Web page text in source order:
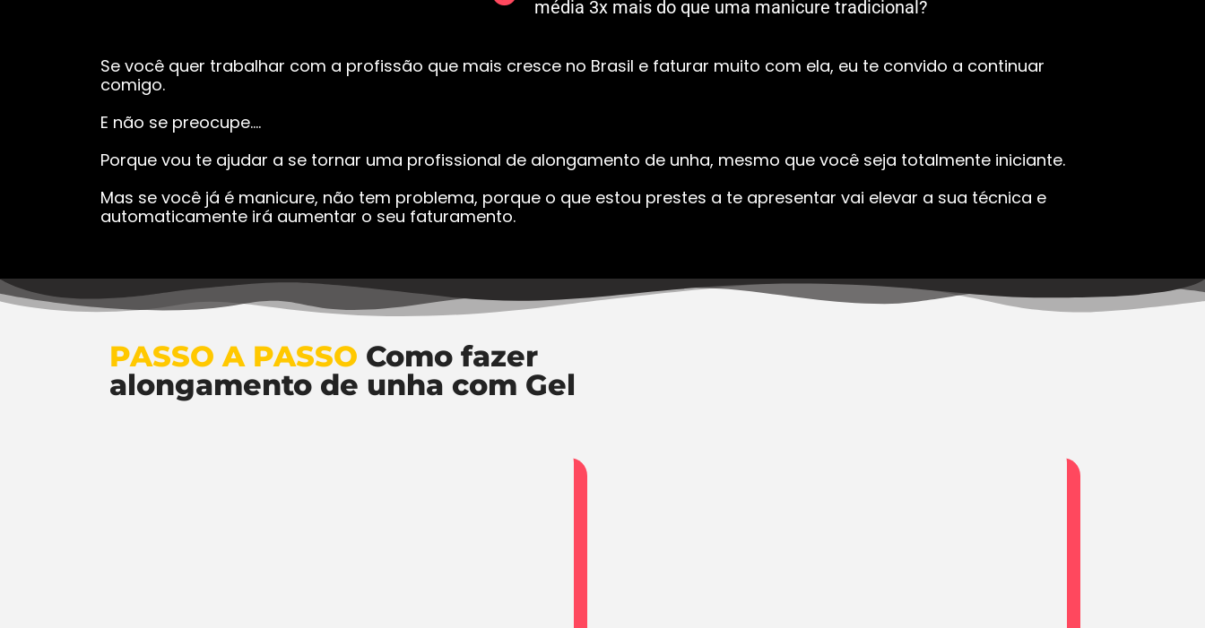
média 3x mais do que uma manicure tradicional?
Se você quer trabalhar com a profissão que mais cresce no Brasil e faturar muito com ela, eu te convido a continuar
comigo.
E não se preocupe….
Porque vou te ajudar a se tornar uma profissional de alongamento de unha, mesmo que você seja totalmente iniciante.
Mas se você já é manicure, não tem problema, porque o que estou prestes a te apresentar vai elevar a sua técnica e
automaticamente irá aumentar o seu faturamento.
PASSO A PASSO Como fazer
alongamento de unha com Gel